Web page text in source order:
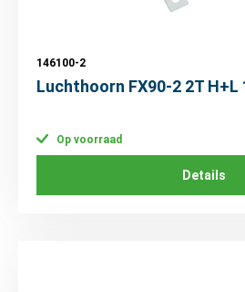
146100-2
Luchthoorn FX90-2 2T H+L
Op voorraad
Details